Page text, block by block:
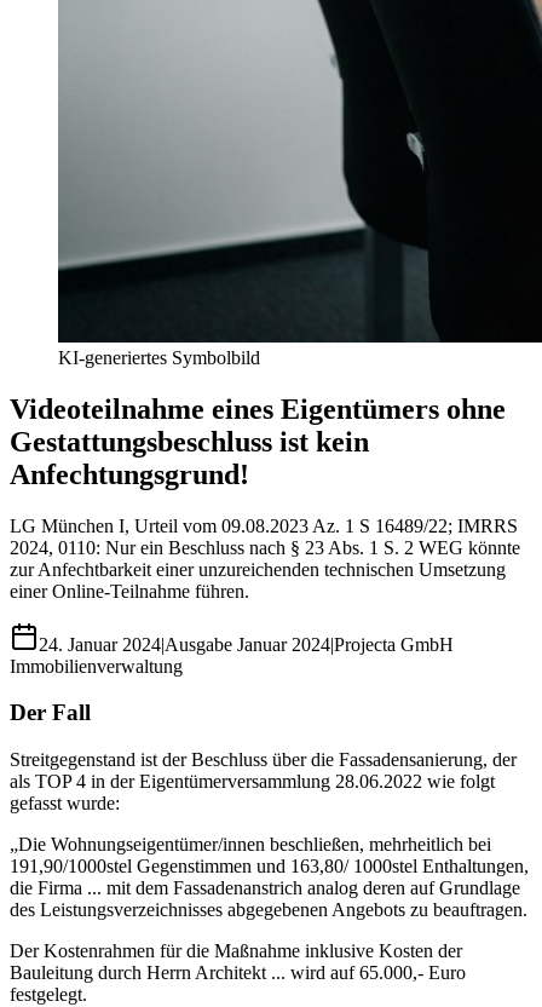
KI-generiertes Symbolbild
Videoteilnahme eines Eigentümers ohne
Gestattungsbeschluss ist kein
Anfechtungsgrund!
LG München I, Urteil vom 09.08.2023 Az. 1 S 16489/22; IMRRS
2024, 0110: Nur ein Beschluss nach § 23 Abs. 1 S. 2 WEG könnte
zur Anfechtbarkeit einer unzureichenden technischen Umsetzung
einer Online-Teilnahme führen.
24. Januar 2024|Ausgabe Januar 2024|Projecta GmbH
Immobilienverwaltung
Der Fall
Streitgegenstand ist der Beschluss über die Fassadensanierung, der
als TOP 4 in der Eigentümerversammlung 28.06.2022 wie folgt
gefasst wurde:
„Die Wohnungseigentümer/innen beschließen, mehrheitlich bei
191,90/1000stel Gegenstimmen und 163,80/ 1000stel Enthaltungen,
die Firma ... mit dem Fassadenanstrich analog deren auf Grundlage
des Leistungsverzeichnisses abgegebenen Angebots zu beauftragen.
Der Kostenrahmen für die Maßnahme inklusive Kosten der
Bauleitung durch Herrn Architekt ... wird auf 65.000,- Euro
festgelegt.